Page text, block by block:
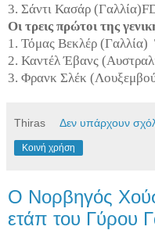
3. Σάντι Κασάρ
Οι τρεις πρώτοι της
1. Τόμας Βεκλέρ
2. Καντέλ Έβανς
3. Φρανκ Σλέκ
Thiras Δεν υπάρχουν
Κοινή χρήση
Ο Νορβηγός
ετάπ του Γύρου